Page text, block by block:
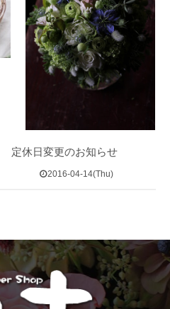
定休日変更のお知らせ
2016-04-14(Thu)